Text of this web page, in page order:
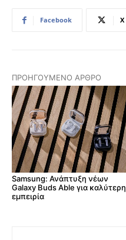
Facebook X
ΠΡΟΗΓΟΎΜΕΝΟ ΆΡΘΡΟ
Samsung: Ανάπτυξη νέων
Galaxy Buds Able για καλύτερη
εμπειρία